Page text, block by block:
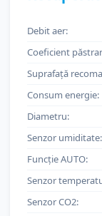
Debit aer:
Coeficient
Suprafață
Consum energie:
Diametru:
Senzor umiditate:
Funcție AUTO:
Senzor
Senzor CO2: